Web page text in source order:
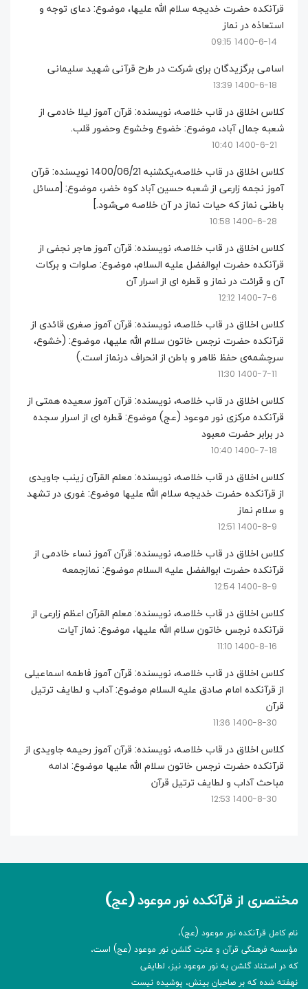
قرآنکده حضرت خدیجه سلام الله علیها، موضوع: دعای توجه و
استعاذه در نماز
1400-6-14 09:15
اسامی برگزیدگان برای شرکت در طرح قرآنی شهید سلیمانی
1400-6-18 13:39
کلاس اخلاق در قاب خلاصه، نویسنده: قرآن آموز لیلا خادمی از
شعبه جمال آباد، موضوع: خضوع وخشوع وحضور قلب.
1400-6-21 10:40
کلاس اخلاق در قاب خلاصه،یکشنبه 1400/06/21 نویسنده: قرآن
آموز نجمه زارعی از شعبه حسین آباد کوه خضر، موضوع: [مسائل
باطنی نماز که حیات نماز در آن خلاصه می‌شود.]
1400-6-28 10:58
کلاس اخلاق در قاب خلاصه، نویسنده: قرآن آموز هاجر نجفی از
قرآنکده حضرت ابوالفضل علیه السلام، موضوع: صلوات و برکات
آن و قرائت در نماز و قطره ای از اسرار آن
1400-7-6 12:12
کلاس اخلاق در قاب خلاصه، نویسنده: قرآن آموز صغری قائدی از
قرآنکده حضرت نرجس خاتون سلام الله علیها، موضوع: (خشوع،
سرچشمه‌ی حفظ ظاهر و باطن از انحراف درنماز است.)
1400-7-11 11:30
کلاس اخلاق در قاب خلاصه، نویسنده: قرآن آموز سعیده همتی از
قرآنکده مرکزی نور موعود (عج) موضوع: قطره ای از اسرار سجده
در برابر حضرت معبود
1400-7-18 10:40
کلاس اخلاق در قاب خلاصه، نویسنده: معلم القرآن زینب جاویدی
از قرآنکده حضرت خدیجه سلام الله علیها موضوع: غوری در تشهد
و سلام نماز
1400-8-9 12:51
کلاس اخلاق در قاب خلاصه، نویسنده: قرآن آموز نساء خادمی از
قرآنکده حضرت ابوالفضل علیه السلام موضوع: نمازجمعه
1400-8-9 12:54
کلاس اخلاق در قاب خلاصه، نویسنده: معلم القرآن اعظم زارعی از
قرآنکده نرجس خاتون سلام الله علیها، موضوع: نماز آیات
1400-8-16 11:10
کلاس اخلاق در قاب خلاصه، نویسنده: قرآن آموز فاطمه اسماعیلی
از قرآنکده امام صادق علیه السلام موضوع: آداب و لطایف ترتیل
قرآن
1400-8-30 11:36
کلاس اخلاق در قاب خلاصه، نویسنده: قرآن آموز رحیمه جاویدی از
قرآنکده حضرت نرجس خاتون سلام الله علیها موضوع: ادامه
مباحث آداب و لطایف ترتیل قرآن
1400-8-30 12:53
مختصری از قرآنکده نور موعود (عج)
نام کامل قرآنکده نور موعود (عج)،
مؤسسه فرهنگی قرآن و عترت گلشن نور موعود (عج) است،
که در استناد گلشن به نور موعود نیز، لطایفی
نهفته شده که بر صاحبان بینش، پوشیده نیست